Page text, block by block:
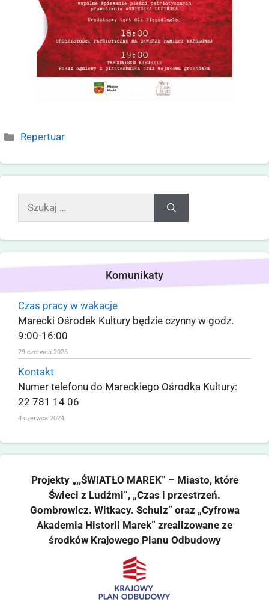
Repertuar
Komunikaty
Czas pracy w wakacje
Marecki Ośrodek Kultury będzie czynny w godz.
9:00-16:00
29 czerwca 2026
Kontakt
Numer telefonu do Mareckiego Ośrodka Kultury:
22 781 14 06
4 czerwca 2024
Projekty „,,ŚWIATŁO MAREK” – Miasto, które
Świeci z Ludźmi”, „Czas i przestrzeń.
Gombrowicz. Witkacy. Schulz” oraz „Cyfrowa
Akademia Historii Marek” zrealizowane ze
środków Krajowego Planu Odbudowy